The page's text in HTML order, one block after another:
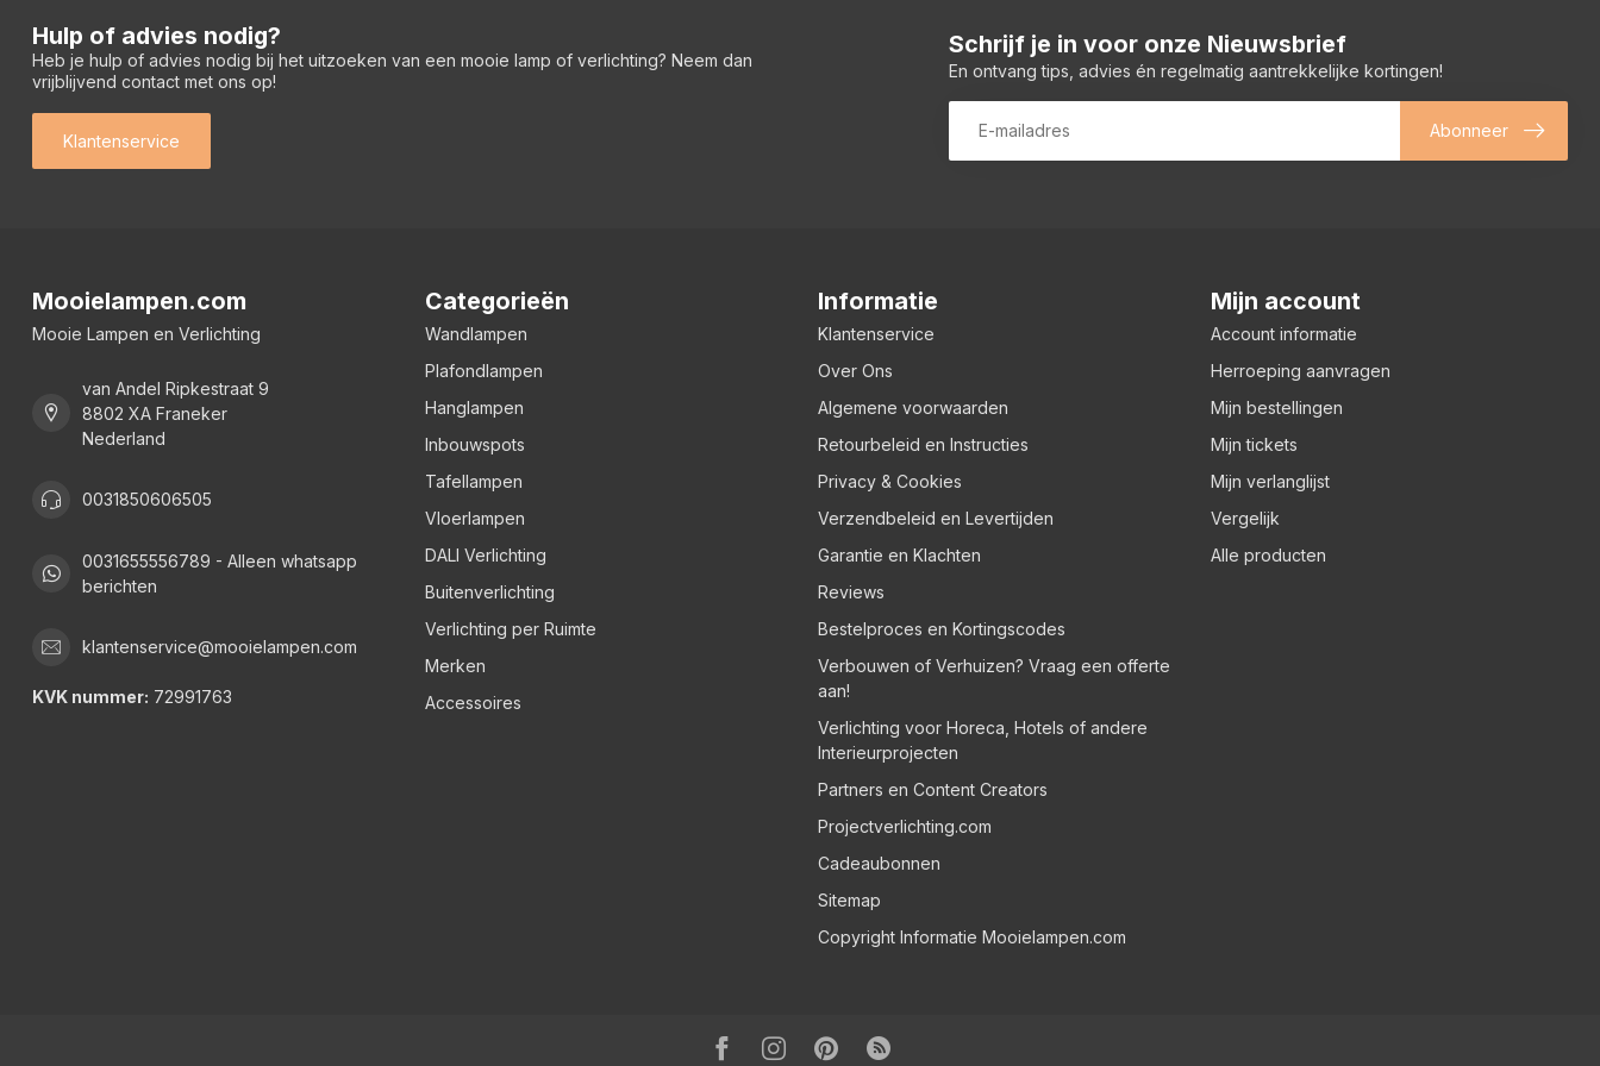
Hulp of advies nodig?
Heb je hulp of advies nodig bij het uitzoeken van een mooie lamp of verlichting? Neem dan
vrijblijvend contact met ons op!
Klantenservice
Schrijf je in voor onze Nieuwsbrief
En ontvang tips, advies én regelmatig aantrekkelijke kortingen!
Abonneer
Mooielampen.com
Mooie Lampen en Verlichting
van Andel Ripkestraat 9
8802 XA Franeker
Nederland
0031850606505
0031655556789 - Alleen whatsapp
berichten
klantenservice@mooielampen.com
KVK nummer: 72991763
Categorieën
Wandlampen
Plafondlampen
Hanglampen
Inbouwspots
Tafellampen
Vloerlampen
DALI Verlichting
Buitenverlichting
Verlichting per Ruimte
Merken
Accessoires
Informatie
Klantenservice
Over Ons
Algemene voorwaarden
Retourbeleid en Instructies
Privacy & Cookies
Verzendbeleid en Levertijden
Garantie en Klachten
Reviews
Bestelproces en Kortingscodes
Verbouwen of Verhuizen? Vraag een offerte
aan!
Verlichting voor Horeca, Hotels of andere
Interieurprojecten
Partners en Content Creators
Projectverlichting.com
Cadeaubonnen
Sitemap
Copyright Informatie Mooielampen.com
Mijn account
Account informatie
Herroeping aanvragen
Mijn bestellingen
Mijn tickets
Mijn verlanglijst
Vergelijk
Alle producten